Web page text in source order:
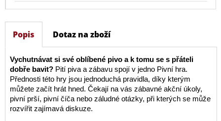
Popis Dotaz na zboží
Vychutnávat si své oblíbené pivo a k tomu se s přáteli
dobře bavit?Pití piva a zábavu spojí v jedno Pivní hra.
Přednosti této hry jsou jednoduchá pravidla, díky kterým
můžete začít hrát hned. Čekají na vás zábavné akční úkoly,
pivní prší, pivní číča nebo záludné otázky, při kterých se může
rozvířit zajímavá diskuze.